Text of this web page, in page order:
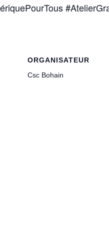
ORGANISATEUR
Csc Bohain